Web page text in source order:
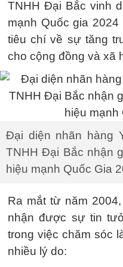
TNHH Đại Bắc vinh
mạnh Quốc gia
tiêu chí về sự tăng
cho cộng đồng và xã
Đại diện nhãn hàng
TNHH Đại Bắc nhận
hiệu mạnh Quốc Gia
Ra mắt từ năm
nhận được sự tin
trong việc chăm sóc
nhiều lý do: